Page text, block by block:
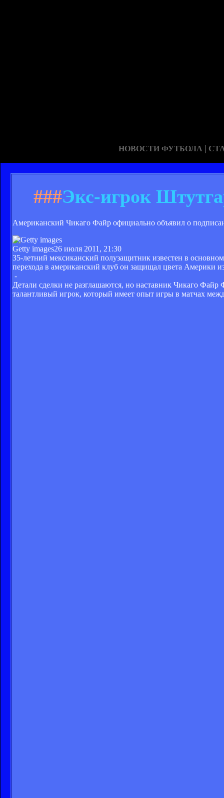
НОВОСТИ ФУТБОЛА |
###Экс-игрок
Американский Чикаго Файр официально объявил о
Getty images26 июля 2011, 21:30
35-летний мексиканский полузащитник известен в
перехода в американский клуб он защищал цвета Америки
-
Детали сделки не разглашаются, но наставник Чикаго
талантливый игрок, который имеет опыт игры в матчах